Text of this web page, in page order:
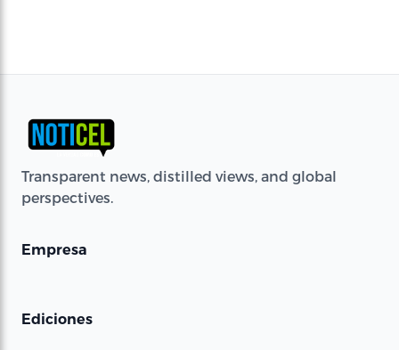
Transparent news, distilled views, and global
perspectives.
Empresa
Ediciones